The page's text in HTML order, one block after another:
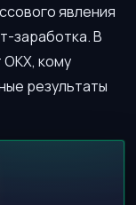
явления
заработка. В
кому
результаты